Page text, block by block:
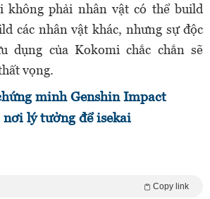
không phải nhân vật có thể build
các nhân vật khác, nhưng sự độc
dụng của Kokomi chắc chắn sẽ
vọng.
minh Genshin Impact
lý tưởng để isekai
Copy link